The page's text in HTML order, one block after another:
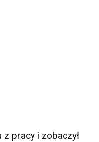
z pracy i zobaczył